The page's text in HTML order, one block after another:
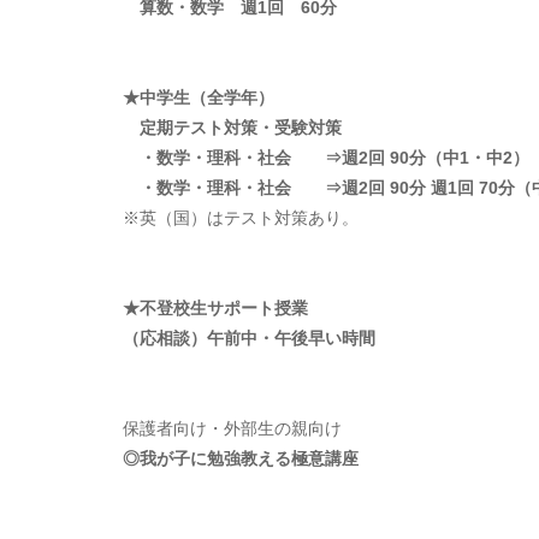
算数・数学 週1回 60分
★中学生（全学年）
定期テスト対策・受験対策
・数学・理科・社会 ⇒週2回 90分（中1・中2）
・数学・理科・社会 ⇒週2回 90分 週1回 70分（
※英（国）はテスト対策あり。
★不登校生サポート授業
（応相談）午前中・午後早い時間
保護者向け・外部生の親向け
◎我が子に勉強教える極意講座